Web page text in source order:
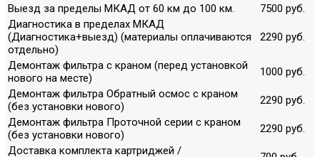
Выезд за пределы МКАД от 60 км до 100 км.
7500 руб.
Диагностика в пределах МКАД
(Диагностика+выезд) (материалы оплачиваются
отдельно)
2290 руб.
Демонтаж фильтра с краном (перед установкой
нового на месте)
1000 руб.
Демонтаж фильтра Обратный осмос с краном
(без установки нового)
2290 руб.
Демонтаж фильтра Проточной серии с краном
(без установки нового)
2290 руб.
Доставка комплекта картриджей /